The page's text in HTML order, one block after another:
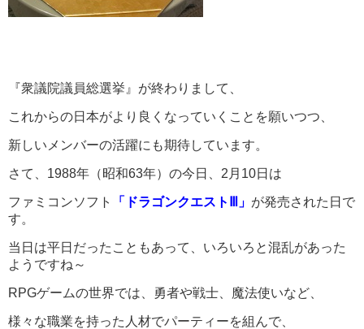
『衆議院議員総選挙』が終わりまして、
これからの日本がより良くなっていくことを願いつつ、
新しいメンバーの活躍にも期待しています。
さて、1988年（昭和63年）の今日、2月10日は
ファミコンソフト 「ドラゴンクエストⅢ」 が発売された日で
す。
当日は平日だったこともあって、いろいろと混乱があった
ようですね～
RPGゲームの世界では、勇者や戦士、魔法使いなど、
様々な職業を持った人材でパーティーを組んで、